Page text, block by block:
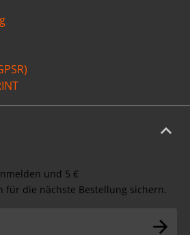
und 5 €
für die nächste Bestellung sichern.